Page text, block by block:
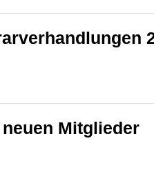
Mitglieder